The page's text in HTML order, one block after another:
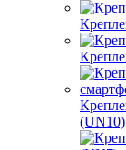
(UN10)